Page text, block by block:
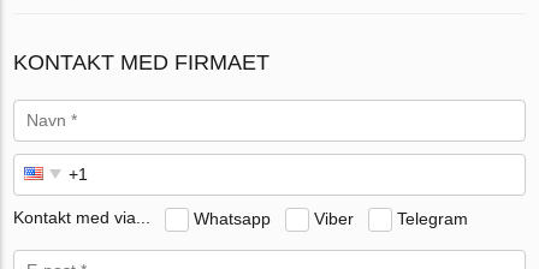
KONTAKT MED FIRMAET
Kontakt med via... Whatsapp Viber Telegram